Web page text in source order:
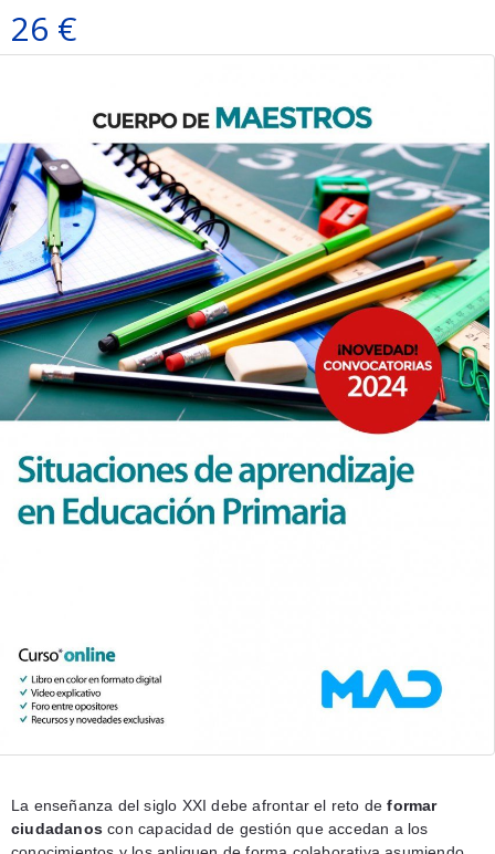
26 €
La enseñanza del siglo XXI debe afrontar el reto de formar
ciudadanos con capacidad de gestión que accedan a los